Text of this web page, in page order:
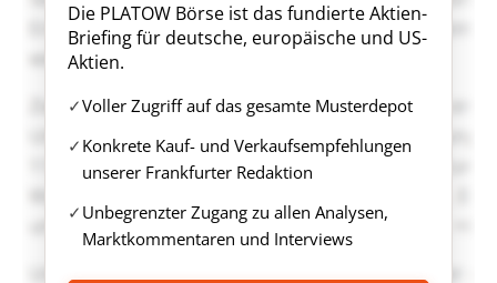
Die PLATOW Börse ist das fundierte Aktien-
Briefing für deutsche, europäische und US-
Aktien.
Voller Zugriff auf das gesamte Musterdepot
Konkrete Kauf- und Verkaufsempfehlungen
unserer Frankfurter Redaktion
Unbegrenzter Zugang zu allen Analysen,
Marktkommentaren und Interviews